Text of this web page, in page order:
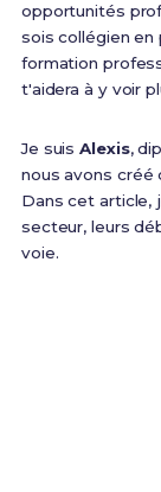
opportunités
sois collégien en
formation
t'aidera à y voir
Je suisAlexis,
nous avons créé
Dans cet article,
secteur, leurs
voie.